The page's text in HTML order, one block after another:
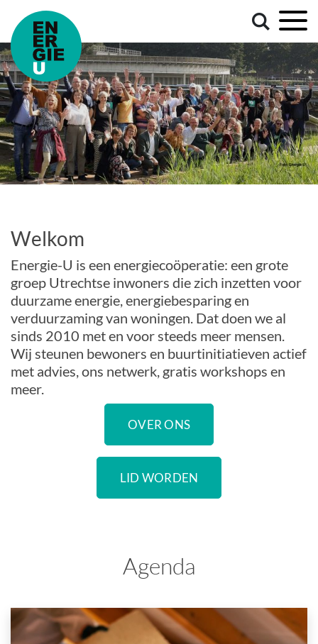
Welkom
Energie-U is een energiecoöperatie: een grote
groep Utrechtse inwoners die zich inzetten voor
duurzame energie, energiebesparing en
verduurzaming van woningen. Dat doen we al
sinds 2010 met en voor steeds meer mensen.
Wij steunen bewoners en buurtinitiatieven actief
met advies, ons netwerk, gratis workshops en
meer.
OVER ONS
LID WORDEN
Agenda